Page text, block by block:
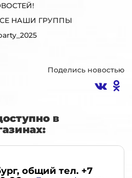
НАШИ ГРУППЫ
Поделись новостью
в
, общий тел. +7